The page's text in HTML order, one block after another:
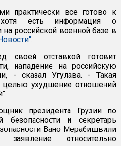
практически все готово к
есть информация о
российской военной базе в
.
своей отставкой готовит
нападение на российскую
- сказал Угулава. - Такая
целью ухудшение отношений
президента Грузии по
безопасности и секретарь
Вано Мерабишвили
относительно